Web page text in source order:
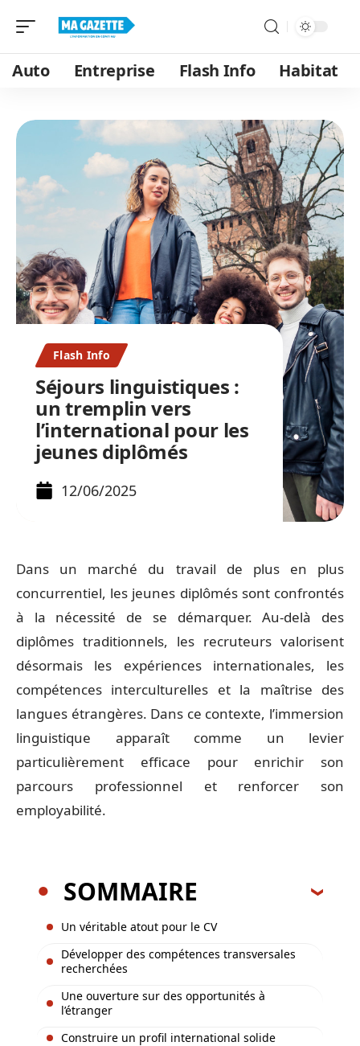
Auto Entreprise Flash Info Habitat
Flash Info
Séjours linguistiques :
un tremplin vers
l’international pour les
jeunes diplômés
12/06/2025
Dans un marché du travail de plus en plus
concurrentiel, les jeunes diplômés sont confrontés
à la nécessité de se démarquer. Au-delà des
diplômes traditionnels, les recruteurs valorisent
désormais les expériences internationales, les
compétences interculturelles et la maîtrise des
langues étrangères. Dans ce contexte, l’immersion
linguistique apparaît comme un levier
particulièrement efficace pour enrichir son
parcours professionnel et renforcer son
employabilité.
SOMMAIRE
Un véritable atout pour le CV
Développer des compétences transversales
recherchées
Une ouverture sur des opportunités à
l’étranger
Construire un profil international solide